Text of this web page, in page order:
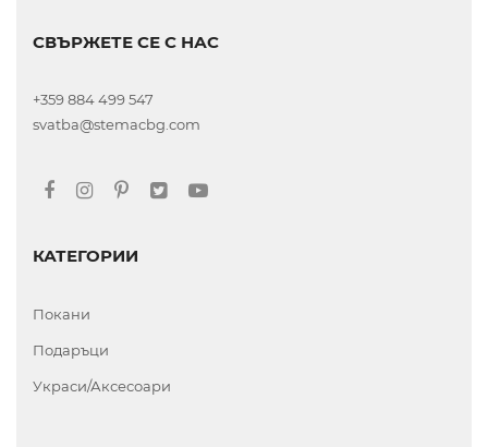
СВЪРЖЕТЕ СЕ С НАС
+359 884 499 547
svatba@stemacbg.com
КАТЕГОРИИ
Покани
Подаръци
Украси/Аксесоари